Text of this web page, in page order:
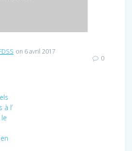
on 6 avril 2017
0
l’